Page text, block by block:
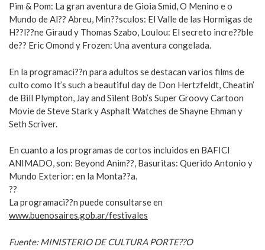
Pim & Pom: La gran aventura de Gioia Smid, O Menino e o
Mundo de Al?? Abreu, Min??sculos: El Valle de las Hormigas de
H??l??ne Giraud y Thomas Szabo, Loulou: El secreto incre??ble
de?? Eric Omond y Frozen: Una aventura congelada.
En la programaci??n para adultos se destacan varios films de
culto como It’s such a beautiful day de Don Hertzfeldt, Cheatin’
de Bill Plympton, Jay and Silent Bob’s Super Groovy Cartoon
Movie de Steve Stark y Asphalt Watches de Shayne Ehman y
Seth Scriver.
En cuanto a los programas de cortos incluidos en BAFICI
ANIMADO, son: Beyond Anim??, Basuritas: Querido Antonio y
Mundo Exterior: en la Monta??a.
??
La programaci??n puede consultarse en
www.buenosaires.gob.ar/festivales
Fuente: MINISTERIO DE CULTURA PORTE??O